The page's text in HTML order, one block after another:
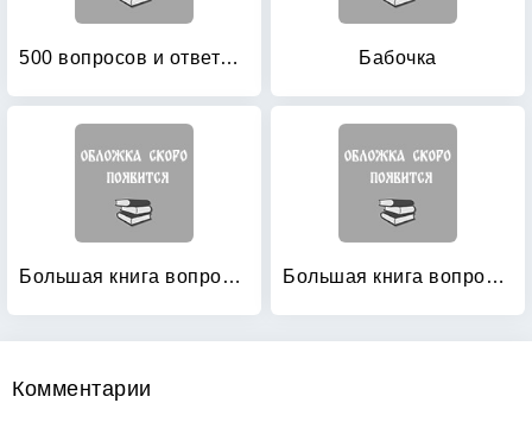
500 вопросов и ответов: Синяя Бабочка
Большая книга вопросов и ответов Большая книга вопросов и ответов для очень умных
Комментарии